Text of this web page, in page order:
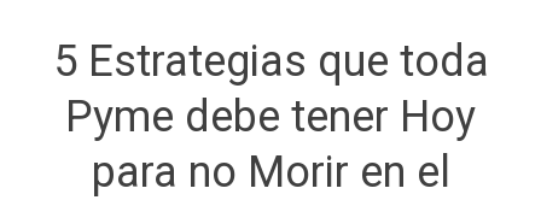
5 Estrategias que toda
Pyme debe tener Hoy
para no Morir en el